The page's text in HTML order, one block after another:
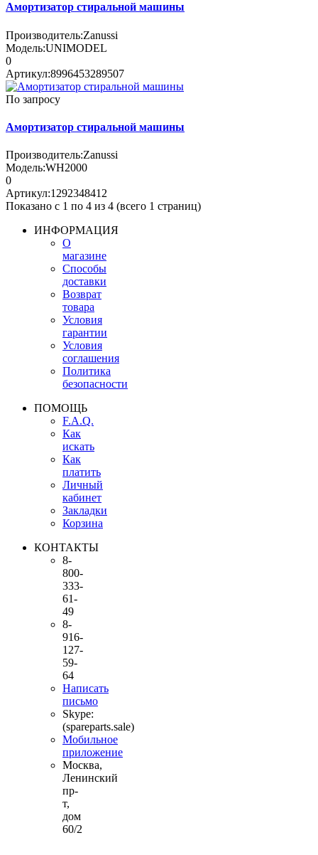
Амортизатор стиральной машины
Производитель:Zanussi
Модель:UNIMODEL
0
Артикул:8996453289507
По запросу
Амортизатор стиральной машины
Производитель:Zanussi
Модель:WH2000
0
Артикул:1292348412
Показано с 1 по 4 из 4 (всего 1 страниц)
ИНФОРМАЦИЯ
О
магазине
Способы
доставки
Возврат
товара
Условия
гарантии
Условия
соглашения
Политика
безопасности
ПОМОЩЬ
F.A.Q.
Как
искать
Как
платить
Личный
кабинет
Закладки
Корзина
КОНТАКТЫ
8-
800-
333-
61-
49
8-
916-
127-
59-
64
Написать
письмо
Skype:
(spareparts.sale)
Мобильное
приложение
Москва,
Ленинский
пр-
т,
дом
60/2